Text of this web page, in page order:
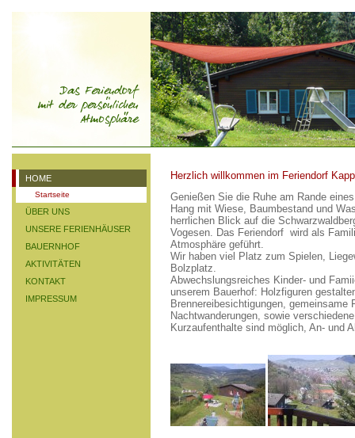
HOME
Startseite
ÜBER UNS
UNSERE FERIENHÄUSER
BAUERNHOF
AKTIVITÄTEN
KONTAKT
IMPRESSUM
Herzlich willkommen im Feriendorf
Genießen Sie die Ruhe am Rande
Hang mit Wiese, Baumbestand und
herrlichen Blick auf die
Vogesen. Das Feriendorf wird als
Atmosphäre geführt.
Wir haben viel Platz zum Spielen,
Bolzplatz.
Abwechslungsreiches Kinder- und
unserem Bauerhof: Holzfiguren
Brennereibesichtigungen, gemeinsame
Nachtwanderungen, sowie
Kurzaufenthalte sind möglich, An- und